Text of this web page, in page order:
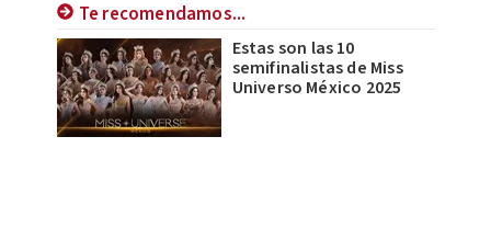
Te recomendamos...
Estas son las 10
semifinalistas de Miss
Universo México 2025